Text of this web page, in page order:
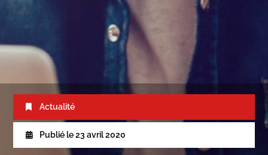
Actualité
Publié le 23 avril 2020